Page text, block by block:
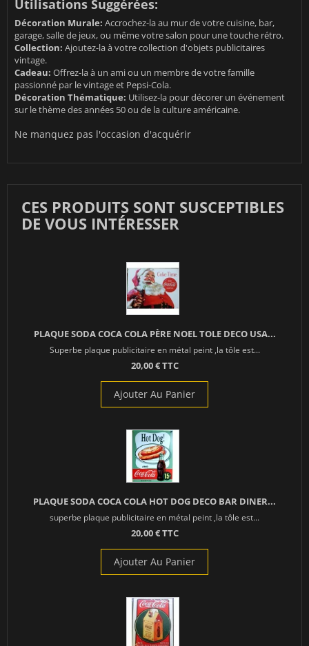
Utilisations Suggérées:
Décoration Murale: Accrochez-la au mur de votre cuisine, bar,
garage, salle de jeux, ou même votre salon pour une touche rétro.
Collection: Ajoutez-la à votre collection d'objets publicitaires
vintage.
Cadeau: Offrez-la à un ami ou un membre de votre famille
passionné par le vintage et Pepsi-Cola.
Décoration Thématique: Utilisez-la pour décorer un événement
sur le thème des années 50 ou de la culture américaine.
Ne manquez pas l'occasion d'acquérir
CES PRODUITS SONT SUSCEPTIBLES
DE VOUS INTÉRESSER
PLAQUE SODA COCA COLA PÈRE NOEL TOLE DECO USA...
Superbe plaque publicitaire en métal peint ,la tôle est...
20,00 € TTC
Ajouter Au Panier
PLAQUE SODA COCA COLA HOT DOG DECO BAR DINER...
superbe plaque publicitaire en métal peint ,la tôle est...
20,00 € TTC
Ajouter Au Panier